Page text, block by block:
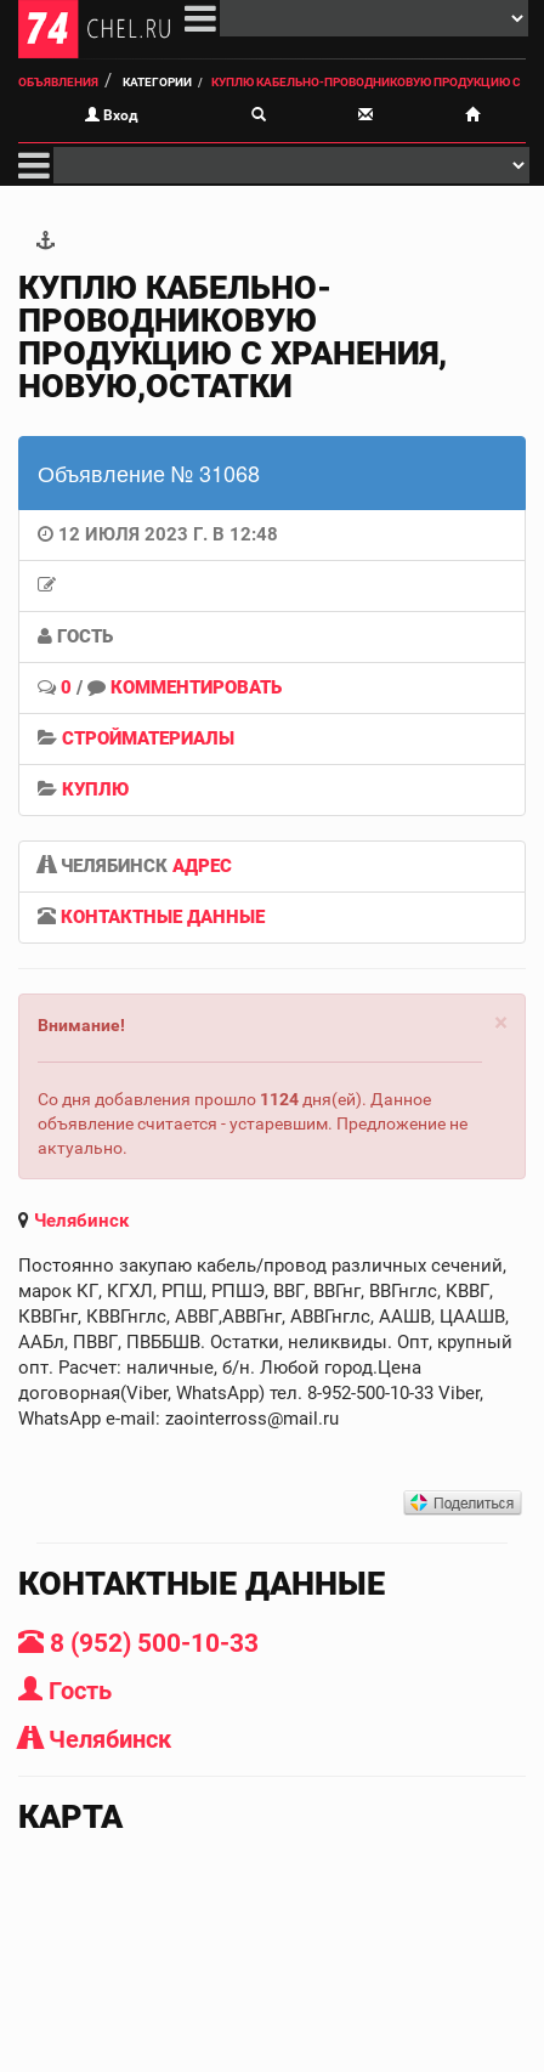
ОБЪЯВЛЕНИЯ КАТЕГОРИИ КУПЛЮ КАБЕЛЬНО-ПРОВОДНИКОВУЮ ПРОДУКЦИЮ С
Вход
КУПЛЮ КАБЕЛЬНО-
ПРОВОДНИКОВУЮ
ПРОДУКЦИЮ С ХРАНЕНИЯ,
НОВУЮ,ОСТАТКИ
Объявление № 31068
12 ИЮЛЯ 2023 Г. В 12:48
ГОСТЬ
0 / КОММЕНТИРОВАТЬ
СТРОЙМАТЕРИАЛЫ
КУПЛЮ
ЧЕЛЯБИНСК АДРЕС
КОНТАКТНЫЕ ДАННЫЕ
×
Внимание!
Со дня добавления прошло 1124 дня(ей). Данное
объявление считается - устаревшим. Предложение не
актуально.
Челябинск
Постоянно закупаю кабель/провод различных сечений,
марок КГ, КГХЛ, РПШ, РПШЭ, ВВГ, ВВГнг, ВВГнглс, КВВГ,
КВВГнг, КВВГнглс, АВВГ,АВВГнг, АВВГнглс, ААШВ, ЦААШВ,
ААБл, ПВВГ, ПВББШВ. Остатки, неликвиды. Опт, крупный
опт. Расчет: наличные, б/н. Любой город.Цена
договорная(Viber, WhatsApp) тел. 8-952-500-10-33 Viber,
WhatsApp e-mail: zaointerross@mail.ru
КОНТАКТНЫЕ ДАННЫЕ
8 (952) 500-10-33
Гость
Челябинск
КАРТА